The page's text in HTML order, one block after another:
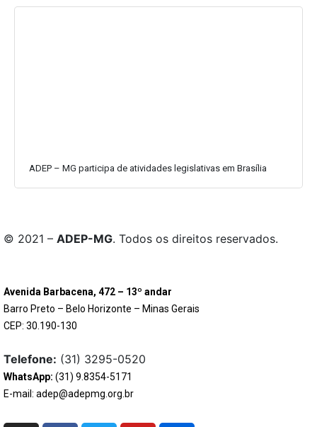
ADEP – MG participa de atividades legislativas em Brasília
© 2021 – ADEP-MG. Todos os direitos reservados.
Avenida Barbacena, 472 – 13º andar
Barro Preto – Belo Horizonte – Minas Gerais
CEP: 30.190-130
Telefone: (31) 3295-0520
WhatsApp: (31) 9.8354-5171
E-mail: adep@adepmg.org.br